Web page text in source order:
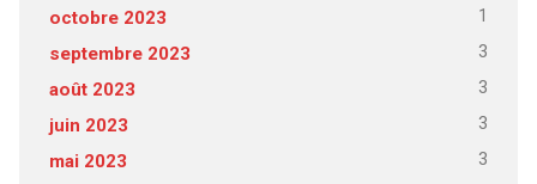
octobre 2023 1
septembre 2023 3
août 2023 3
juin 2023 3
mai 2023 3